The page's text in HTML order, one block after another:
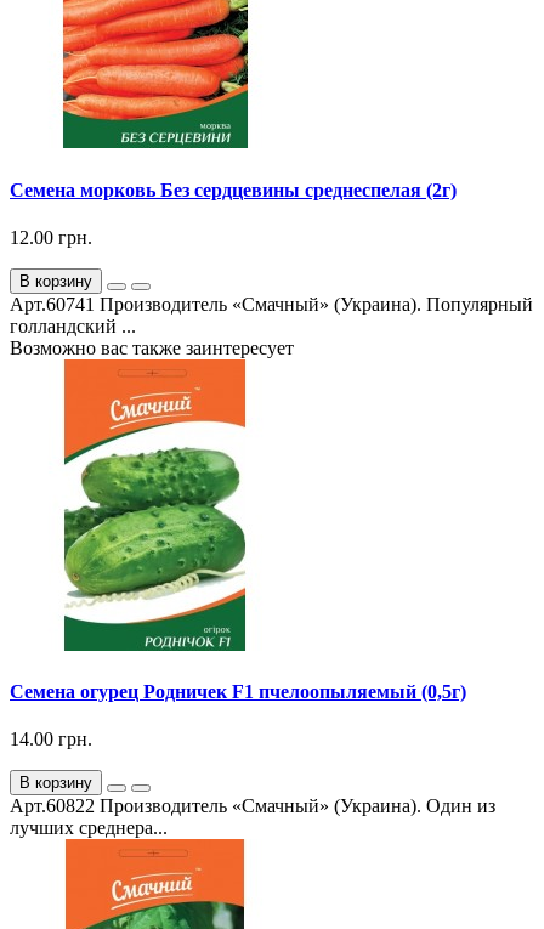
Семена морковь Без сердцевины среднеспелая (2г)
12.00 грн.
В корзину
Арт.60741 Производитель «Смачный» (Украина). Популярный
голландский ...
Возможно вас также заинтересует
Семена огурец Родничек F1 пчелоопыляемый (0,5г)
14.00 грн.
В корзину
Арт.60822 Производитель «Смачный» (Украина). Один из
лучших среднера...